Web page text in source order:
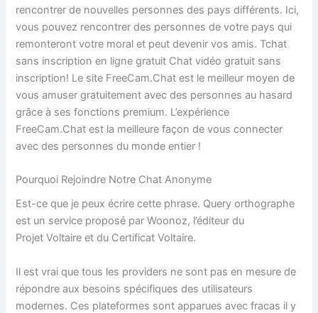
rencontrer de nouvelles personnes des pays différents. Ici,
vous pouvez rencontrer des personnes de votre pays qui
remonteront votre moral et peut devenir vos amis. Tchat
sans inscription en ligne gratuit Chat vidéo gratuit sans
inscription! Le site FreeCam.Chat est le meilleur moyen de
vous amuser gratuitement avec des personnes au hasard
grâce à ses fonctions premium. L’expérience
FreeCam.Chat est la meilleure façon de vous connecter
avec des personnes du monde entier !
Pourquoi Rejoindre Notre Chat Anonyme
Est-ce que je peux écrire cette phrase. Query orthographe
est un service proposé par Woonoz, l’éditeur du
Projet Voltaire et du Certificat Voltaire.
Il est vrai que tous les providers ne sont pas en mesure de
répondre aux besoins spécifiques des utilisateurs
modernes. Ces plateformes sont apparues avec fracas il y